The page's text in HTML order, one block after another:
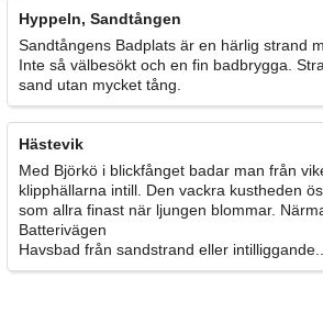
Hyppeln, Sandtången
Sandtångens Badplats är en härlig strand
Inte så välbesökt och en fin badbrygga.
sand utan mycket tång.
Hästevik
Med Björkö i blickfånget badar man från
klipphällarna intill. Den vackra kustheden
som allra finast när ljungen blommar.
Batterivägen
Havsbad från sandstrand eller intilliggande...